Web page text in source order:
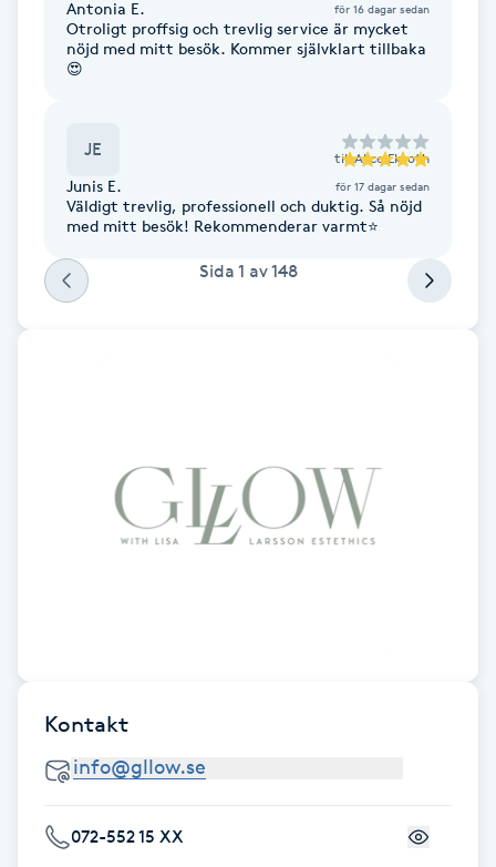
Fransk manikyr
Frekvensterapi
Friskvård
Friskvårdsmassage
Frisör
Gelenaglar
Gellack
Gravidmassage
Antonia E. för 16 dagar sedan
Otroligt proffsig och trevlig service är mycket
nöjd med mitt besök. Kommer självklart tillbaka
😍
JE till Alice Ekroth
Junis E. för 17 dagar sedan
Väldigt trevlig, professionell och duktig. Så nöjd
med mitt besök! Rekommenderar varmt⭐️
Sida 1 av148
Kontakt
072-552 15 XX